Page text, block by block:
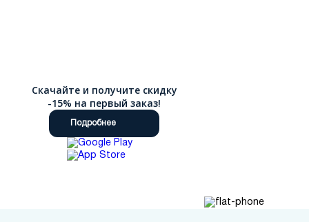
или в фирменные магазины сети.
Скачайте и получите скидку
-15% на первый заказ!
Подробнее